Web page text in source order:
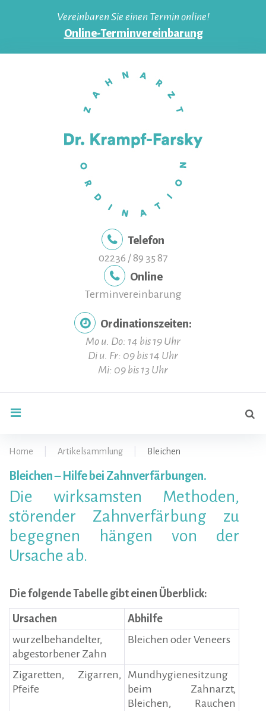
Vereinbaren Sie einen Termin online!
Online-Terminvereinbarung
Telefon
02236 / 89 35 87
Online
Terminvereinbarung
Ordinationszeiten:
Mo u. Do: 14 bis 19 Uhr
Di u. Fr: 09 bis 14 Uhr
Mi: 09 bis 13 Uhr
Home Artikelsammlung Bleichen
Bleichen
Bleichen – Hilfe bei Zahnverfärbungen.
Die wirksamsten Methoden,
störender Zahnverfärbung zu
begegnen hängen von der
Ursache ab.
Die folgende Tabelle gibt einen Überblick:
Ursachen
Abhilfe
wurzelbehandelter,
abgestorbener Zahn
Bleichen oder Veneers
Zigaretten, Zigarren,
Pfeife
Mundhygienesitzung
beim Zahnarzt,
Bleichen, Rauchen